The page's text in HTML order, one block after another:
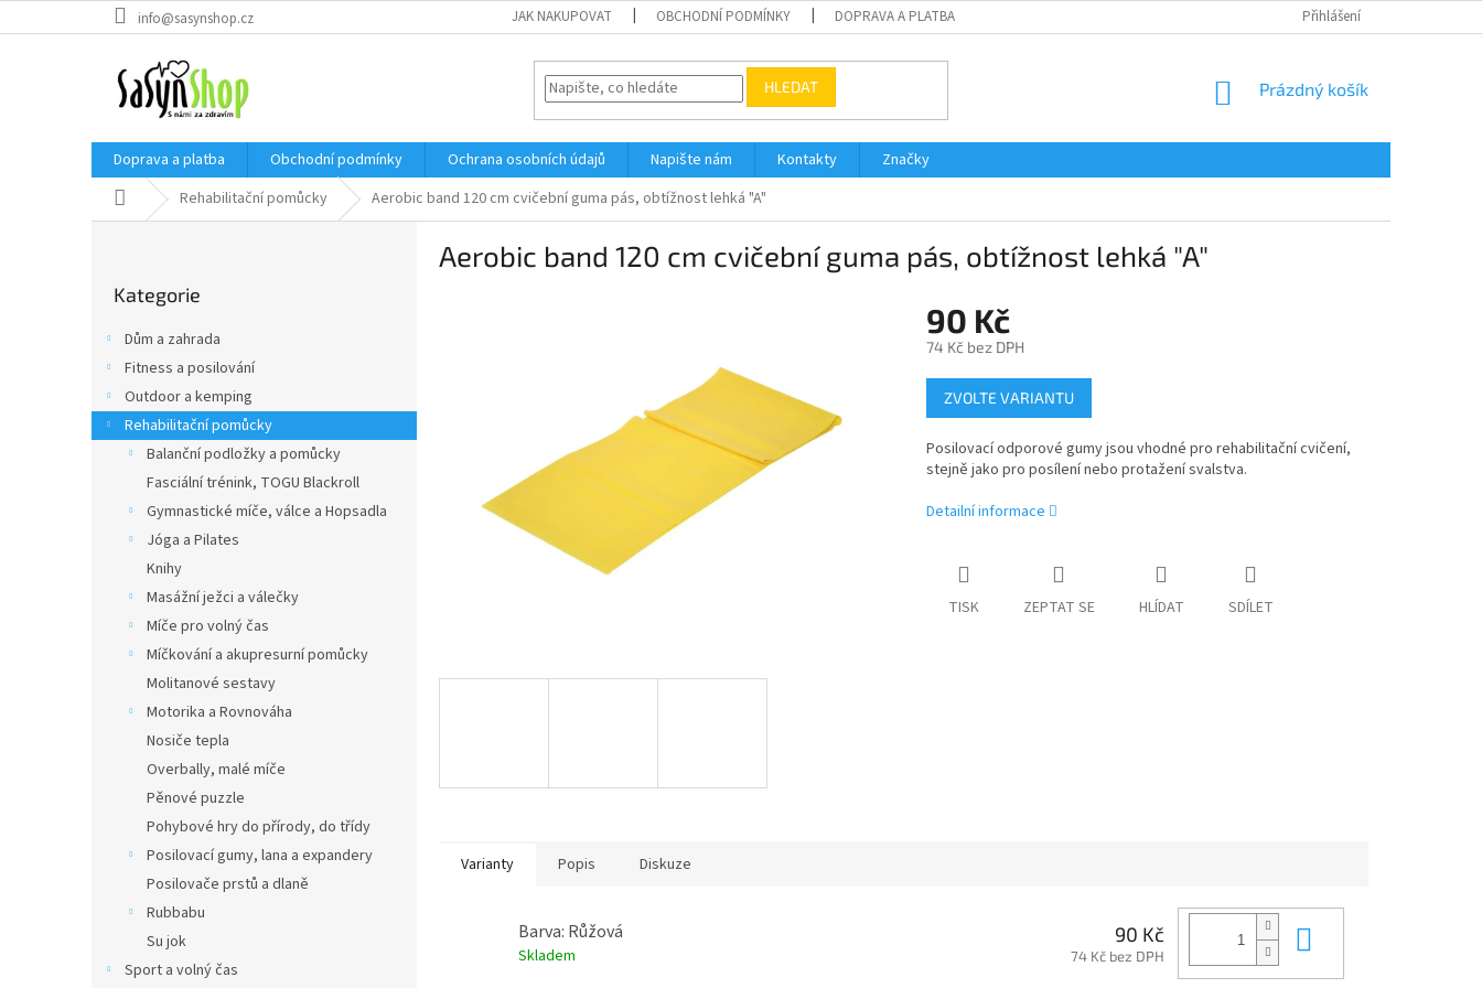
na
info@sasynshop.cz JAK NAKUPOVAT OBCHODNÍ PODMÍNKY DOPRAVA A PLATBA Přihlášení
HLEDAT
NÁKUPNÍ
Prázdný košík
Doprava a platba Obchodní podmínky Ochrana osobních údajů Napište nám Kontakty
Značky
Domů Rehabilitační pomůcky Aerobic band 120 cm cvičební guma pás, obtížnost lehká "A"
kategorie
Kategorie
Dům a zahrada
Fitness a posilování
Outdoor a kemping
Rehabilitační pomůcky
Balanční podložky a pomůcky
Fasciální trénink, TOGU Blackroll
Gymnastické míče, válce a Hopsadla
Jóga a Pilates
Knihy
Masážní ježci a válečky
Míče pro volný čas
Míčkování a akupresurní pomůcky
Molitanové sestavy
Motorika a Rovnováha
Nosiče tepla
Overbally, malé míče
Pěnové puzzle
Pohybové hry do přírody, do třídy
Posilovací gumy, lana a expandery
Posilovače prstů a dlaně
Rubbabu
Su jok
Sport a volný čas
Aerobic band 120 cm cvičební guma pás, obtížnost lehká "A"
90 Kč
74 Kč bez DPH
Měrná
cena:
ZVOLTE VARIANTU
Posilovací odporové gumy jsou vhodné pro rehabilitační cvičení,
stejně jako pro posílení nebo protažení svalstva.
Detailní informace
TISK ZEPTAT SE HLÍDAT SDÍLET
Varianty Popis Diskuze
Barva: Růžová
Skladem
90 Kč
74 Kč bez DPH